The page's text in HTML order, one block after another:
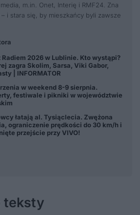
m.in. Onet, Interię i RMF24. Zna
i stara się, by mieszkańcy byli zawsze
Radiem 2026 w Lublinie. Kto wystąpi?
zagra Skolim, Sarsa, Viki Gabor,
| INFORMATOR
w weekend 8-9 sierpnia.
festiwale i pikniki w województwie
łatają al. Tysiąclecia. Zwężona
ograniczenie prędkości do 30 km/h i
przejście przy VIVO!
teksty